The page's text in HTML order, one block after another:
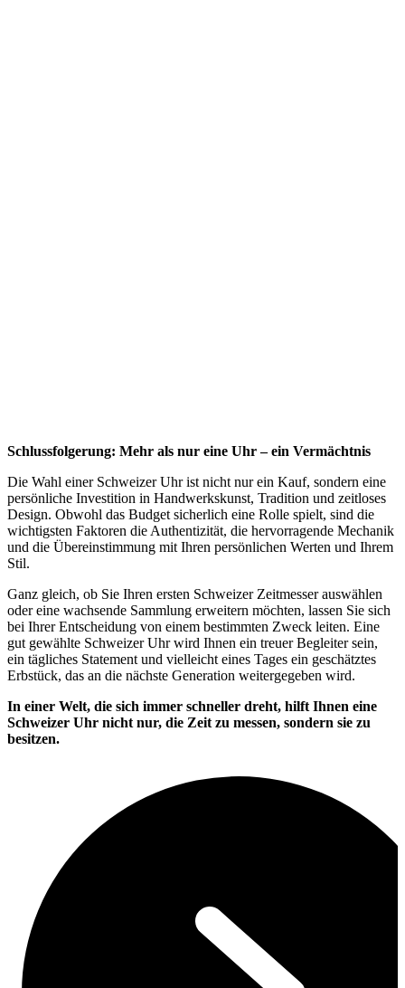
Schlussfolgerung: Mehr als nur eine Uhr – ein Vermächtnis
Die Wahl einer Schweizer Uhr ist nicht nur ein Kauf, sondern eine
persönliche Investition in Handwerkskunst, Tradition und zeitloses
Design. Obwohl das Budget sicherlich eine Rolle spielt, sind die
wichtigsten Faktoren die Authentizität, die hervorragende Mechanik
und die Übereinstimmung mit Ihren persönlichen Werten und Ihrem
Stil.
Ganz gleich, ob Sie Ihren ersten Schweizer Zeitmesser auswählen
oder eine wachsende Sammlung erweitern möchten, lassen Sie sich
bei Ihrer Entscheidung von einem bestimmten Zweck leiten. Eine
gut gewählte Schweizer Uhr wird Ihnen ein treuer Begleiter sein,
ein tägliches Statement und vielleicht eines Tages ein geschätztes
Erbstück, das an die nächste Generation weitergegeben wird.
In einer Welt, die sich immer schneller dreht, hilft Ihnen eine
Schweizer Uhr nicht nur, die Zeit zu messen, sondern sie zu
besitzen.